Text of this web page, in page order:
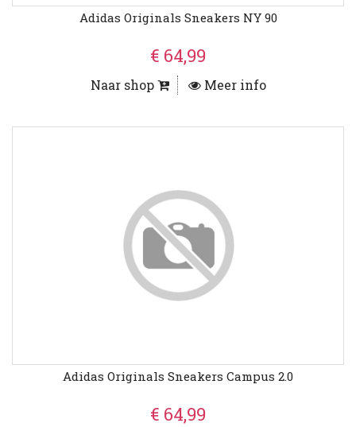
Adidas Originals Sneakers NY 90
€ 64,99
Naar shop Meer info
Adidas Originals Sneakers Campus 2.0
€ 64,99